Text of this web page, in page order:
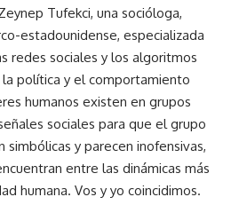
Tufekci, una socióloga,
estadounidense, especializada
redes sociales y los algoritmos
política y el comportamiento
humanos existen en grupos
sociales para que el grupo
simbólicas y parecen inofensivas,
entre las dinámicas más
humana. Vos y yo coincidimos.